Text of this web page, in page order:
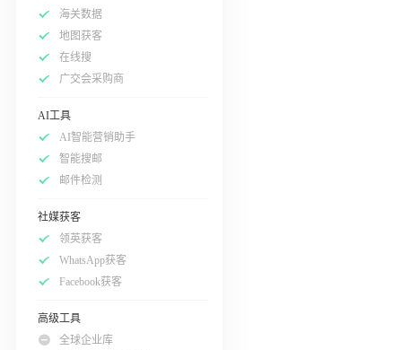
海关数据
地图获客
在线搜
广交会采购商
AI工具
AI智能营销助手
智能搜邮
邮件检测
社媒获客
领英获客
WhatsApp获客
Facebook获客
高级工具
全球企业库